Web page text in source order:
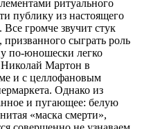
ритуального
публику из настоящего
Все громче звучит стук
сыграть роль
по-юношески легко
Николай Мартон в
и с целлофановым
Однако из
и пугающее: белую
«маска смерти»,